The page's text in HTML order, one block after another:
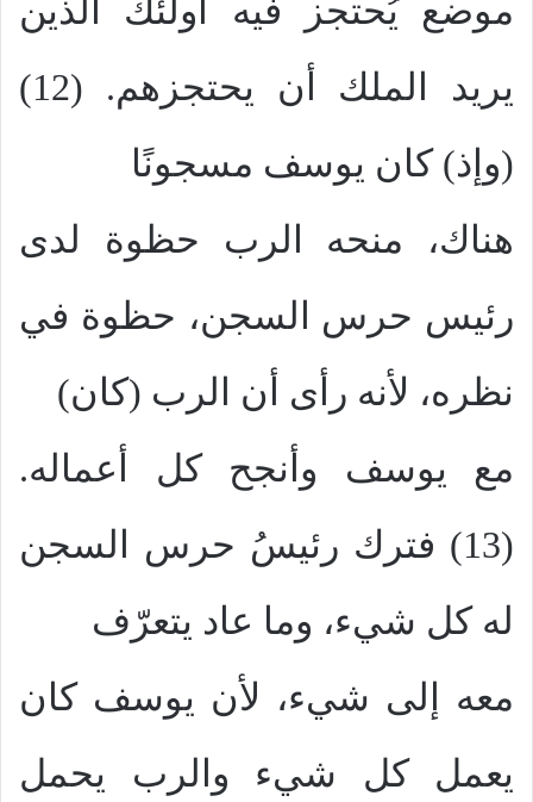
موضع يُحتجز فيه أولئك الذين
يريد الملك أن يحتجزهم. (12)
(وإذ) كان يوسف مسجونًا
هناك، منحه الرب حظوة لدى
رئيس حرس السجن، حظوة في
نظره، لأنه رأى أن الرب (كان)
مع يوسف وأنجح كل أعماله.
(13) فترك رئيسُ حرس السجن
له كل شيء، وما عاد يتعرّف
معه إلى شيء، لأن يوسف كان
يعمل كل شيء والرب يحمل